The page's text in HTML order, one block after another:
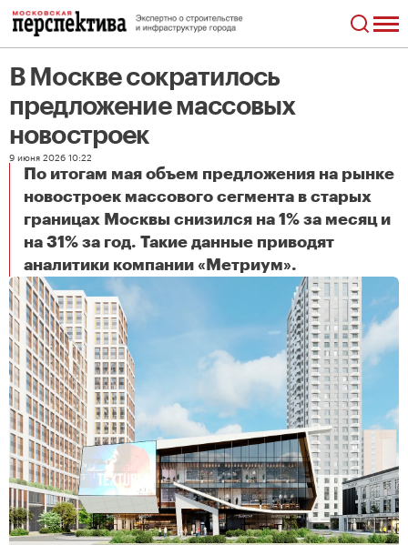
В Москве сократилось
предложение массовых
новостроек
9 июня 2026 10:22
По итогам мая объем предложения на рынке
новостроек массового сегмента в старых
границах Москвы снизился на 1% за месяц и
на 31% за год. Такие данные приводят
аналитики компании «Метриум».